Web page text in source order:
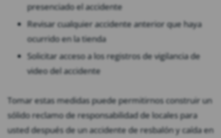
presenciado el accidente
Revisar cualquier accidente anterior que haya
ocurrido en la tienda
Solicitar acceso a los registros de vigilancia de
video del accidente
Tomar estas medidas puede permitirnos construir un
sólido reclamo de responsabilidad de locales para
usted después de un accidente de resbalón y caída en